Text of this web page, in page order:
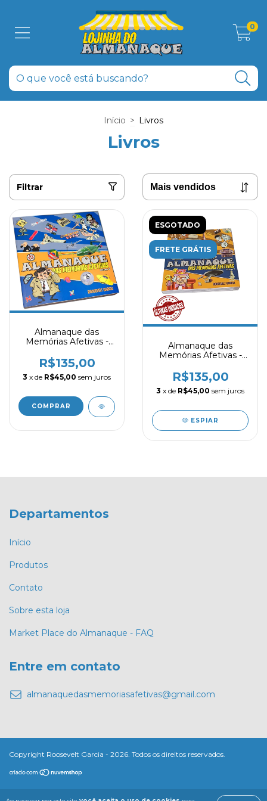
0
Início > Livros
Livros
Filtrar
Almanaque das
Memórias Afetivas -
INCLUÍDO)
R$135,00
3 x de R$45,00 sem juros
COMPRAR
ESGOTADO
FRETE GRÁTIS
Almanaque das
Memórias Afetivas -
R$135,00
3 x de R$45,00 sem juros
ESPIAR
Departamentos
Início
Produtos
Contato
Sobre esta loja
Market Place do Almanaque - FAQ
Entre em contato
almanaquedasmemoriasafetivas@gmail.com
Copyright Roosevelt Garcia - 2026. Todos os direitos reservados.